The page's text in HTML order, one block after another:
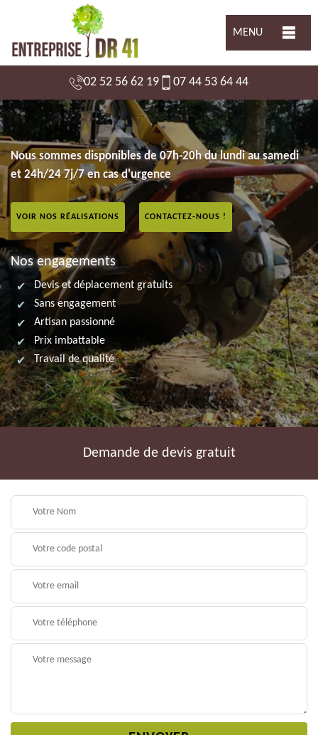
MENU
02 52 56 62 19 07 44 53 64 44
Nous sommes disponibles de 07h-20h du lundi au samedi
et 24h/24 7j/7 en cas d'urgence
VOIR NOS RÉALISATIONS CONTACTEZ-NOUS !
Nos engagements
Devis et déplacement gratuits
Sans engagement
Artisan passionné
Prix imbattable
Travail de qualité
Demande de devis gratuit